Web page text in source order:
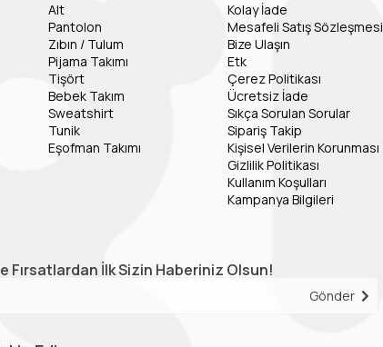
Alt
Pantolon
Zıbın / Tulum
Pijama Takımı
Tişört
Bebek Takım
Sweatshirt
Tunik
Eşofman Takımı
Kolay İade
Mesafeli Satış Sözleşmesi
Bize Ulaşın
Etk
Çerez Politikası
Ücretsiz İade
Sıkça Sorulan Sorular
Sipariş Takip
Kişisel Verilerin Korunması
Gizlilik Politikası
Kullanım Koşulları
Kampanya Bilgileri
Fırsatlardan İlk Sizin Haberiniz Olsun!
Gönder